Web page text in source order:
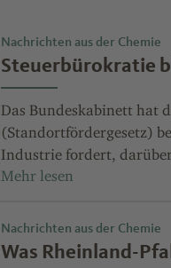
Nachrichten aus der Chemie
Steuerbürokratie
Das Bundeskabinett hat
(Standortfördergesetz)
Industrie fordert,
Nachrichten aus der Chemie
Was Rheinland-